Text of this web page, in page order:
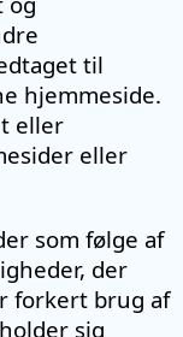
til
hjemmeside.
eller
eller
som følge af
der
forkert brug af
sig